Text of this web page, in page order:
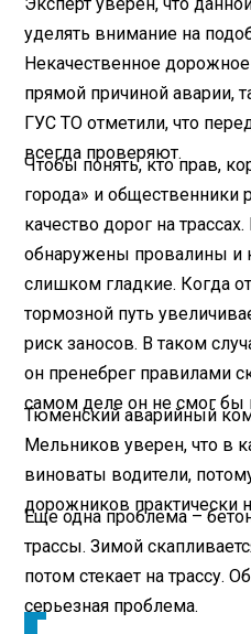
Эксперт уверен, что
уделять внимание на
Некачественное
прямой причиной аварии,
ГУС ТО отметили, что
всегда проверяют.
Чтобы понять, кто прав,
города» и общественники
качество дорог на
обнаружены провалины и
слишком гладкие. Когда
тормозной путь
риск заносов. В таком
он пренебрег правилами
самом деле он не смог бы
Тюменский аварийный
Мельников уверен, что в
виноваты водители,
дорожников практически
Еще одна проблема –
трассы. Зимой
потом стекает на трассу.
серьезная проблема.